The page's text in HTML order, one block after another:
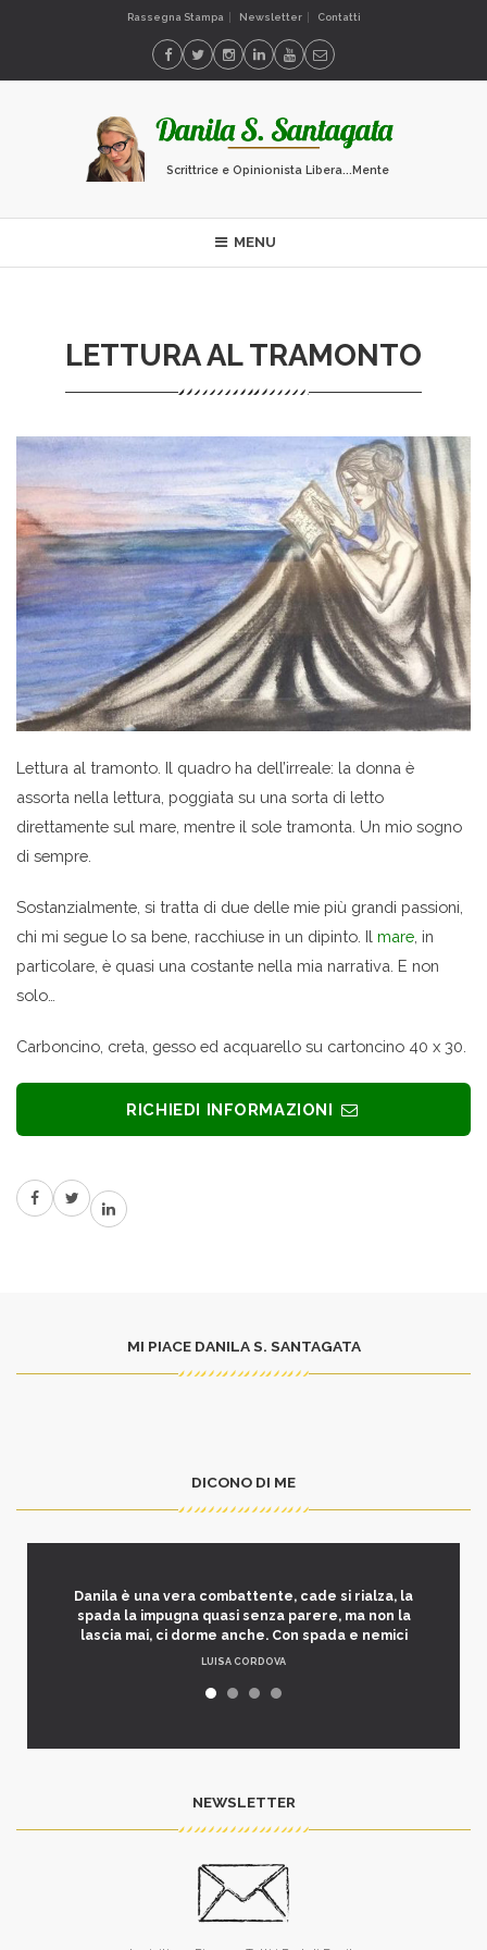
Rassegna Stampa Newsletter Contatti
Scrittrice e Opinionista Libera...Mente
MENU
LETTURA AL TRAMONTO
Lettura al tramonto. Il quadro ha dell’irreale: la donna è
assorta nella lettura, poggiata su una sorta di letto
direttamente sul mare, mentre il sole tramonta. Un mio sogno
di sempre.
Sostanzialmente, si tratta di due delle mie più grandi passioni,
chi mi segue lo sa bene, racchiuse in un dipinto. Il mare , in
particolare, è quasi una costante nella mia narrativa. E non
solo…
Carboncino, creta, gesso ed acquarello su cartoncino 40 x 30.
RICHIEDI INFORMAZIONI
MI PIACE DANILA S. SANTAGATA
DICONO DI ME
Danila è una vera combattente, cade si rialza, la
spada la impugna quasi senza parere, ma non la
lascia mai, ci dorme anche. Con spada e nemici
LUISA CORDOVA
NEWSLETTER